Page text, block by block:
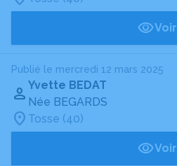
Voir
Publié le mercredi 12 mars 2025
Yvette BEDAT
Née BEGARDS
Tosse (40)
Voir